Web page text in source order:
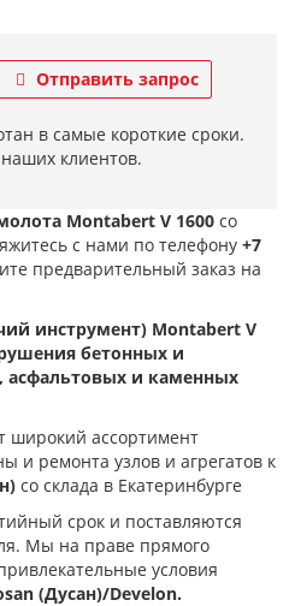
Отправить запрос
в самые короткие сроки.
клиентов.
Montabert V 1600 со
с нами по телефону +7
предварительный заказ на
инструмент) Montabert V
бетонных и
асфальтовых и каменных
широкий ассортимент
и ремонта узлов и агрегатов к
со склада в Екатеринбурге
срок и поставляются
Мы на праве прямого
условия
(Дусан)/Develon.